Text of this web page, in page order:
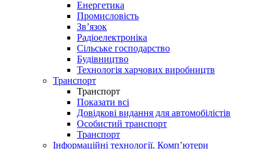
Енергетика
Промисловість
Зв’язок
Радіоелектроніка
Сільське господарство
Будівництво
Технологія харчових виробництв
Транспорт
Транспорт
Показати всі
Довідкові видання для автомобілістів
Особистий транспорт
Транспорт
Інформаційні технології. Комп’ютери